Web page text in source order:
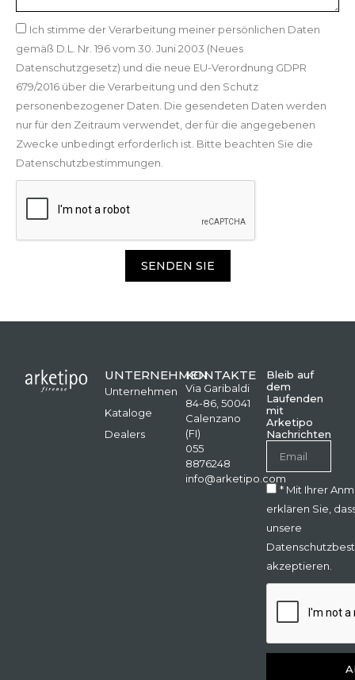
Ich stimme der Verarbeitung meiner persönlichen Daten
gemäß D.L. Nr. 196 vom 30. Juni 2003 (Neues
Datenschutzgesetz) und die neue EU-Verordnung GDPR
679/2016 über die Verarbeitung und den Schutz
personenbezogener Daten. Die gesendeten Daten werden
nur für den Zeitraum verwendet, der für die angegebenen
Zwecke unbedingt erforderlich ist. Bitte beachten Sie die
Datenschutzbestimmungen.
SENDEN SIE
UNTERNEHMEN
Unternehmen
Kataloge
Dealers
KONTAKTE
Via Garibaldi
84-86, 50041
Calenzano
(FI)
055
8876248
info@arketipo.com
Bleib auf
dem
Laufenden
mit
Arketipo
Nachrichten
* Mit Ihrer
erklären Sie,
unsere
akzeptieren.